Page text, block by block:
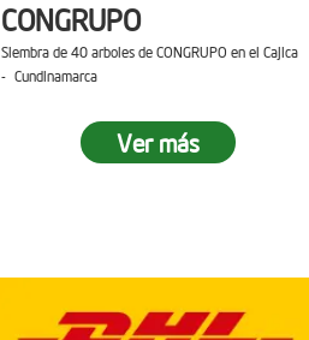
CONGRUPO
Siembra de 40 arboles de CONGRUPO en el Cajica
- Cundinamarca
Ver más